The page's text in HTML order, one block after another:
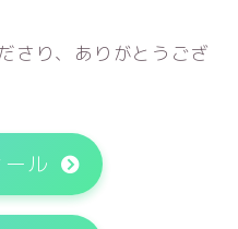
さり、ありがとうござ
ル